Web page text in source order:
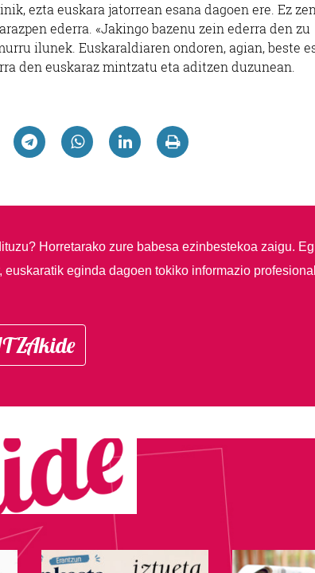
ezta euskara jatorrean esana dagoen ere. Ez
ederra. «Jakingo bazenu zein ederra den zu
ilunek. Euskaraldiaren ondoren, agian, beste
den euskaraz mintzatu eta aditzen duzunean.
Horretarako zure babesa ezinbestekoa zaigu.
euskaratik eginda dagoen tokiko informazio